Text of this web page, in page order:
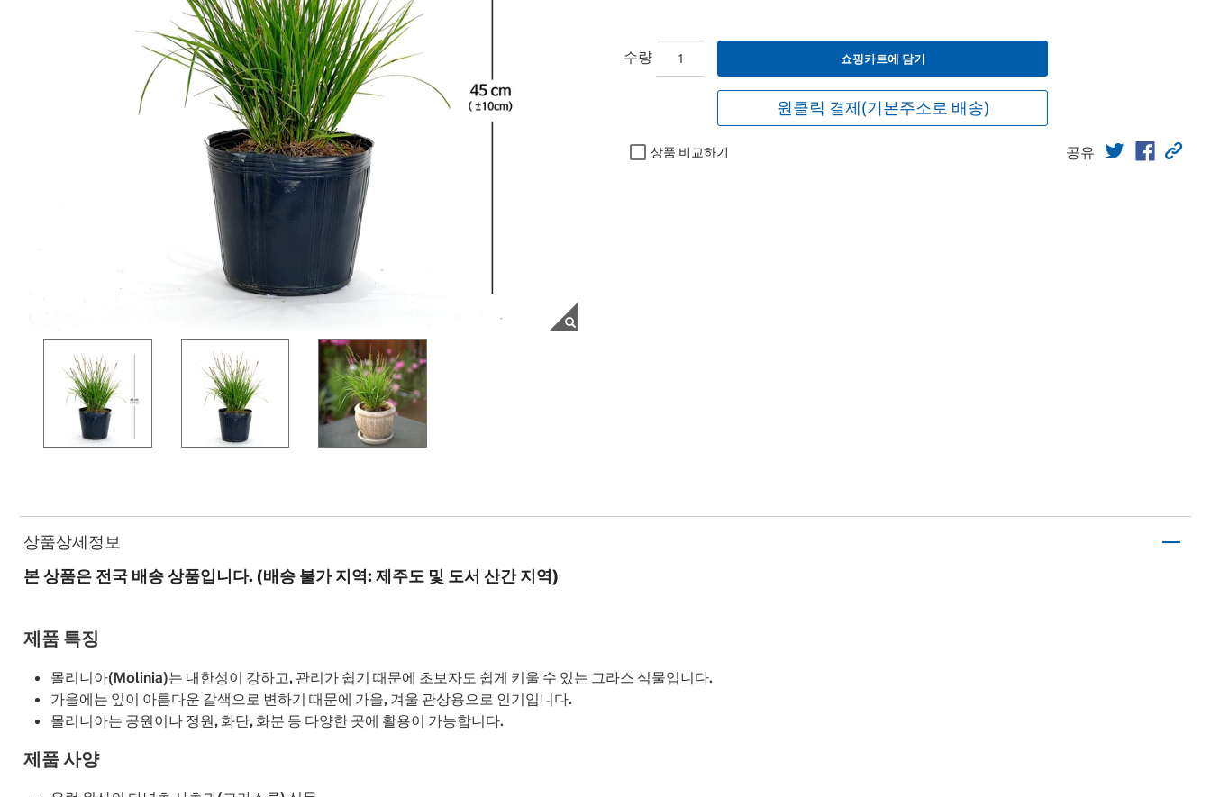
수량 쇼핑카트에 담기
원클릭 결제(기본주소로 배송)
상품 비교하기 공유
상품상세정보
본 상품은 전국 배송 상품입니다. (배송 불가 지역: 제주도 및 도서 산간 지역)
제품 특징
몰리니아(Molinia)는 내한성이 강하고, 관리가 쉽기 때문에 초보자도 쉽게 키울 수 있는 그라스 식물입니다.
가을에는 잎이 아름다운 갈색으로 변하기 때문에 가을, 겨울 관상용으로 인기입니다.
몰리니아는 공원이나 정원, 화단, 화분 등 다양한 곳에 활용이 가능합니다.
제품 사양